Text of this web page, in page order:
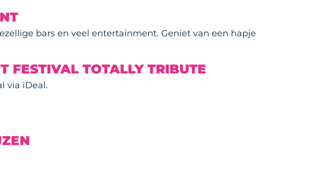
bars en veel entertainment. Geniet van een hapje
FESTIVAL TOTALLY TRIBUTE
via iDeal.